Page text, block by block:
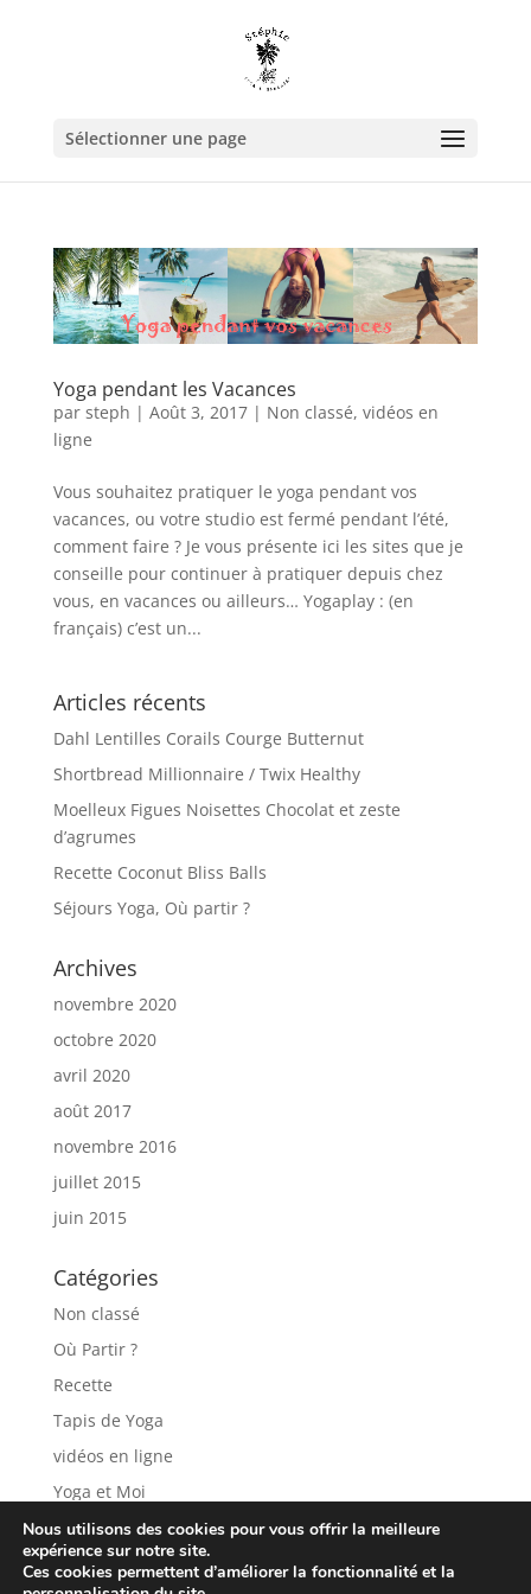
Sélectionner une page
Yoga pendant les Vacances
par steph | Août 3, 2017| Non classé, vidéos en
ligne
Vous souhaitez pratiquer le yoga pendant vos
vacances, ou votre studio est fermé pendant l’été,
comment faire ? Je vous présente ici les sites que je
conseille pour continuer à pratiquer depuis chez
vous, en vacances ou ailleurs… Yogaplay : (en
français) c’est un...
Articles récents
Dahl Lentilles Corails Courge Butternut
Shortbread Millionnaire / Twix Healthy
Moelleux Figues Noisettes Chocolat et zeste
d’agrumes
Recette Coconut Bliss Balls
Séjours Yoga, Où partir ?
Archives
novembre 2020
octobre 2020
avril 2020
août 2017
novembre 2016
juillet 2015
juin 2015
Catégories
Non classé
Où Partir ?
Recette
Tapis de Yoga
vidéos en ligne
Yoga et Moi
Nous utilisons des cookies pour vous offrir la meilleure
expérience sur notre site.
Ces cookies permettent d’améliorer la fonctionnalité et la